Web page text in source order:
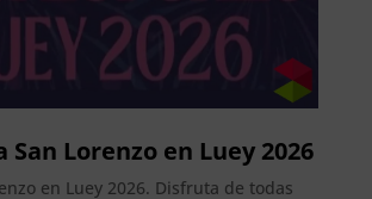
San Lorenzo en Luey 2026
en Luey 2026. Disfruta de todas